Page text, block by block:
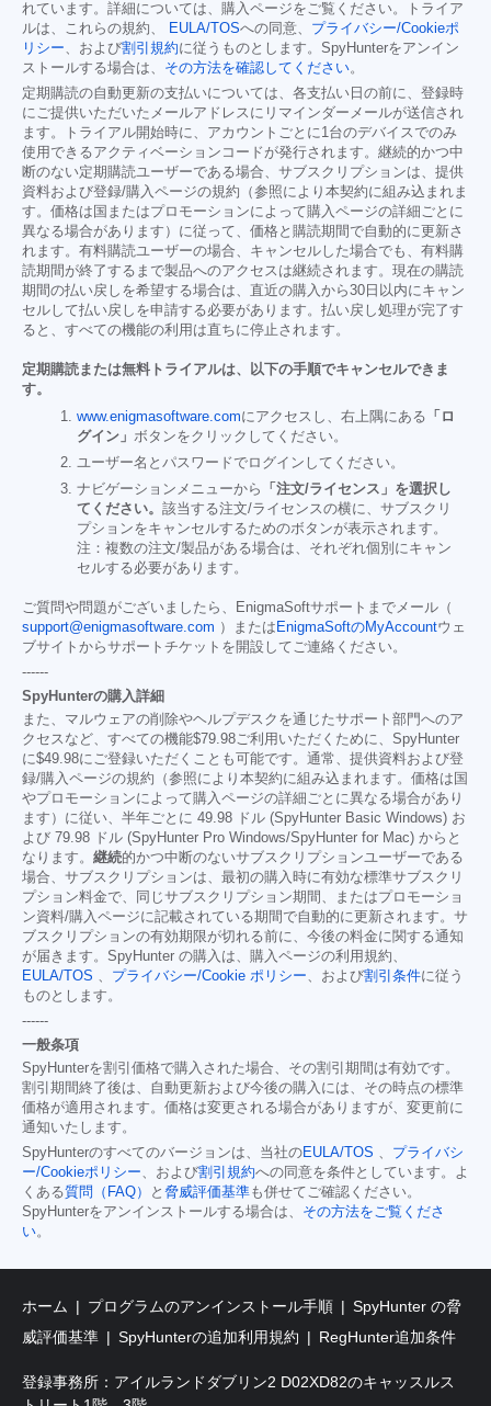
れています。詳細については、購入ページをご覧ください。トライア
ルは、これらの規約、
EULA/TOSへの同意、 プライバシー/Cookieポ
リシー、および割引規約に従うものとします。SpyHunterをアンイン
ストールする場合は、 その方法を確認してください。
定期購読の自動更新の支払いについては、各支払い日の前に、登録時
にご提供いただいたメールアドレスにリマインダーメールが送信され
ます。トライアル開始時に、アカウントごとに1台のデバイスでのみ
使用できるアクティベーションコードが発行されます。継続的かつ中
断のない定期購読ユーザーである場合、サブスクリプションは、提供
資料および登録/購入ページの規約（参照により本契約に組み込まれま
す。価格は国またはプロモーションによって購入ページの詳細ごとに
異なる場合があります）に従って、価格と購読期間で自動的に更新さ
れます。有料購読ユーザーの場合、キャンセルした場合でも、有料購
読期間が終了するまで製品へのアクセスは継続されます。現在の購読
期間の払い戻しを希望する場合は、直近の購入から30日以内にキャン
セルして払い戻しを申請する必要があります。払い戻し処理が完了す
ると、すべての機能の利用は直ちに停止されます。
定期購読または無料トライアルは、以下の手順でキャンセルできま
す。
www.enigmasoftware.comにアクセスし、右上隅にある 「ロ
グイン」 ボタンをクリックしてください。
ユーザー名とパスワードでログインしてください。
ナビゲーションメニューから
「注文/ライセンス」を選択し
てください。 該当する注文/ライセンスの横に、サブスクリ
プションをキャンセルするためのボタンが表示されます。
注：複数の注文/製品がある場合は、それぞれ個別にキャン
セルする必要があります。
ご質問や問題がございましたら、EnigmaSoftサポートまでメール（
support@enigmasoftware.com ）または EnigmaSoftのMyAccountウェ
ブサイトからサポートチケットを開設してご連絡ください。
------
SpyHunterの購入詳細
また、マルウェアの削除やヘルプデスクを通じたサポート部門へのア
クセスなど、すべての機能$79.98ご利用いただくために、SpyHunter
に$49.98にご登録いただくことも可能です。通常、提供資料および登
録/購入ページの規約（参照により本契約に組み込まれます。価格は国
やプロモーションによって購入ページの詳細ごとに異なる場合があり
ます）に従い、半年ごとに 49.98 ドル (SpyHunter Basic Windows) お
よび 79.98 ドル (SpyHunter Pro Windows/SpyHunter for Mac) からと
なります。 継続的かつ中断のないサブスクリプションユーザーである
場合、サブスクリプションは、最初の購入時に有効な標準サブスクリ
プション料金で、同じサブスクリプション期間、またはプロモーショ
ン資料/購入ページに記載されている期間で自動的に更新されます。サ
ブスクリプションの有効期限が切れる前に、今後の料金に関する通知
が届きます。SpyHunter の購入は、購入ページの利用規約、
EULA/TOS 、 プライバシー/Cookie ポリシー、および割引条件に従う
ものとします。
------
一般条項
SpyHunterを割引価格で購入された場合、その割引期間は有効です。
割引期間終了後は、自動更新および今後の購入には、その時点の標準
価格が適用されます。価格は変更される場合がありますが、変更前に
通知いたします。
SpyHunterのすべてのバージョンは、当社のEULA/TOS 、 プライバシ
ー/Cookieポリシー、および割引規約への同意を条件としています。よ
くある質問（FAQ） と 脅威評価基準も併せてご確認ください。
SpyHunterをアンインストールする場合は、 その方法をご覧くださ
い。
ホーム プログラムのアンインストール手順
SpyHunter の脅
威評価基準
SpyHunterの追加利用規約 RegHunter追加条件
登録事務所：アイルランドダブリン2 D02XD82のキャッスルス